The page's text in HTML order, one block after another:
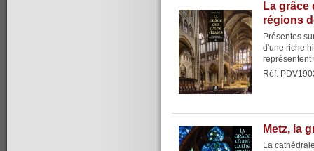
La grâce
régions
Présentes
d'une riche
représentent
Réf.
Metz, la
La